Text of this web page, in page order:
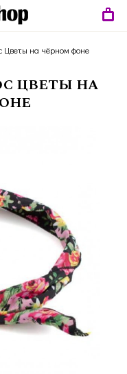
Цветы на чёрном фоне
ЦВЕТЫ НА